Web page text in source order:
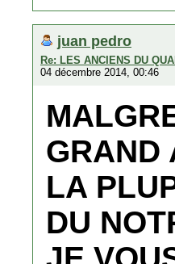
juan pedro
Re: LES ANCIENS DU
04 décembre 2014, 00:46
GRAND
LA
DU